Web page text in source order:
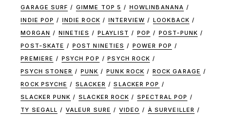
GARAGE SURF
GIMME TOP 5
HOWLINBANANA
INDIE POP
INDIE ROCK INTERVIEW
LOOKBACK
MORGAN
NINETIES PLAYLIST POP
POST-PUNK
POST-SKATE
POST NINETIES
POWER POP
PREMIERE
PSYCH POP
PSYCH ROCK
PSYCH STONER
PUNK PUNK ROCK
ROCK GARAGE
ROCK PSYCHE
SLACKER
SLACKER POP
SLACKER PUNK
SLACKER ROCK
SPECTRAL POP
TY SEGALL
VALEUR SURE VIDEO À SURVEILLER